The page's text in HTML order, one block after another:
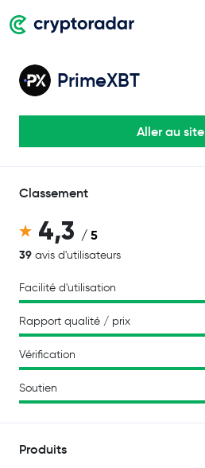
PrimeXBT
Aller au site
Classement
4,3 / 5
39 avis d'utilisateurs
Facilité d'utilisation
Rapport qualité / prix
Vérification
Soutien
Produits